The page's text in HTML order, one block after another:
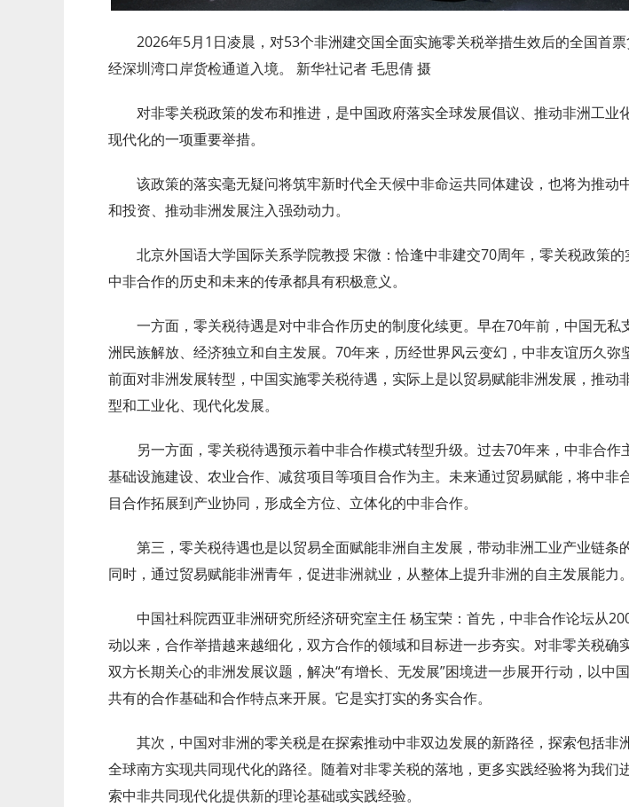
2026年5月1日凌晨，对53个非洲建交国全面实施零关税举措生效后的全国首票
经深圳湾口岸货检通道入境。 新华社记者 毛思倩 摄
对非零关税政策的发布和推进，是中国政府落实全球发展倡议、推动非洲工业
现代化的一项重要举措。
该政策的落实毫无疑问将筑牢新时代全天候中非命运共同体建设，也将为推动
和投资、推动非洲发展注入强劲动力。
北京外国语大学国际关系学院教授 宋微：恰逢中非建交70周年，零关税政策的
中非合作的历史和未来的传承都具有积极意义。
一方面，零关税待遇是对中非合作历史的制度化续更。早在70年前，中国无私
洲民族解放、经济独立和自主发展。70年来，历经世界风云变幻，中非友谊历久弥
前面对非洲发展转型，中国实施零关税待遇，实际上是以贸易赋能非洲发展，推动
型和工业化、现代化发展。
另一方面，零关税待遇预示着中非合作模式转型升级。过去70年来，中非合作
基础设施建设、农业合作、减贫项目等项目合作为主。未来通过贸易赋能，将中非
目合作拓展到产业协同，形成全方位、立体化的中非合作。
第三，零关税待遇也是以贸易全面赋能非洲自主发展，带动非洲工业产业链条的
同时，通过贸易赋能非洲青年，促进非洲就业，从整体上提升非洲的自主发展能力。
中国社科院西亚非洲研究所经济研究室主任 杨宝荣：首先，中非合作论坛从
动以来，合作举措越来越细化，双方合作的领域和目标进一步夯实。对非零关税确
双方长期关心的非洲发展议题，解决“有增长、无发展”困境进一步展开行动，以中
共有的合作基础和合作特点来开展。它是实打实的务实合作。
其次，中国对非洲的零关税是在探索推动中非双边发展的新路径，探索包括非
全球南方实现共同现代化的路径。随着对非零关税的落地，更多实践经验将为我们
索中非共同现代化提供新的理论基础或实践经验。